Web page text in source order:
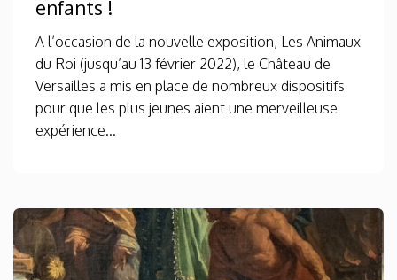
enfants !
A l’occasion de la nouvelle exposition, Les Animaux
du Roi (jusqu’au 13 février 2022), le Château de
Versailles a mis en place de nombreux dispositifs
pour que les plus jeunes aient une merveilleuse
expérience...